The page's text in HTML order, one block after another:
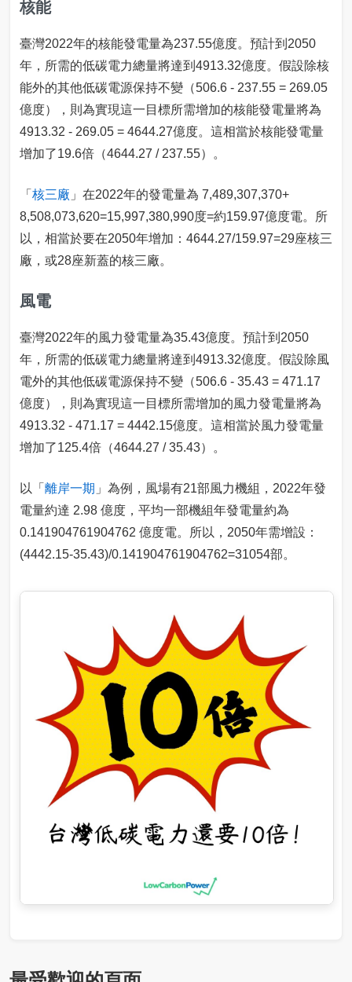
核能
臺灣2022年的核能發電量為237.55億度。預計到2050
年，所需的低碳電力總量將達到4913.32億度。假設除核
能外的其他低碳電源保持不變（506.6 - 237.55 = 269.05
億度），則為實現這一目標所需增加的核能發電量將為
4913.32 - 269.05 = 4644.27億度。這相當於核能發電量
增加了19.6倍（4644.27 / 237.55）。
「 核三廠 」在2022年的發電量為 7,489,307,370+
8,508,073,620=15,997,380,990度=約159.97億度電。所
以，相當於要在2050年增加：4644.27/159.97=29座核三
廠，或28座新蓋的核三廠。
風電
臺灣2022年的風力發電量為35.43億度。預計到2050
年，所需的低碳電力總量將達到4913.32億度。假設除風
電外的其他低碳電源保持不變（506.6 - 35.43 = 471.17
億度），則為實現這一目標所需增加的風力發電量將為
4913.32 - 471.17 = 4442.15億度。這相當於風力發電量
增加了125.4倍（4644.27 / 35.43）。
以「 離岸一期 」為例，風場有21部風力機組，2022年發
電量約達 2.98 億度，平均一部機組年發電量約為
0.141904761904762 億度電。所以，2050年需增設：
(4442.15-35.43)/0.141904761904762=31054部。